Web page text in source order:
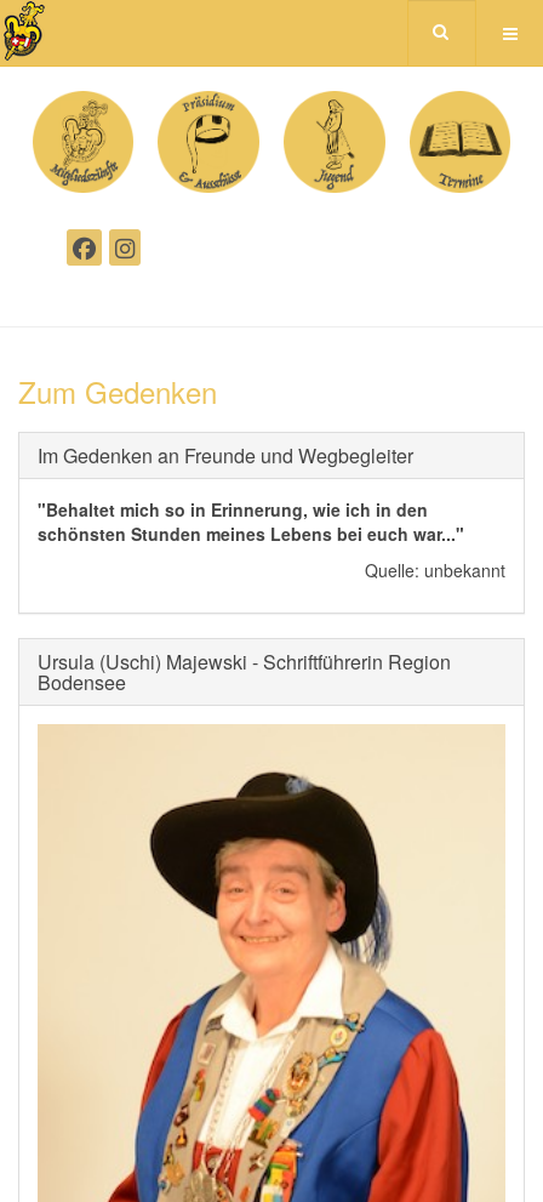
Zum Gedenken
Im Gedenken an Freunde und Wegbegleiter
"Behaltet mich so in Erinnerung, wie ich in den
schönsten Stunden meines Lebens bei euch war..."
Quelle: unbekannt
Ursula (Uschi) Majewski - Schriftführerin Region
Bodensee